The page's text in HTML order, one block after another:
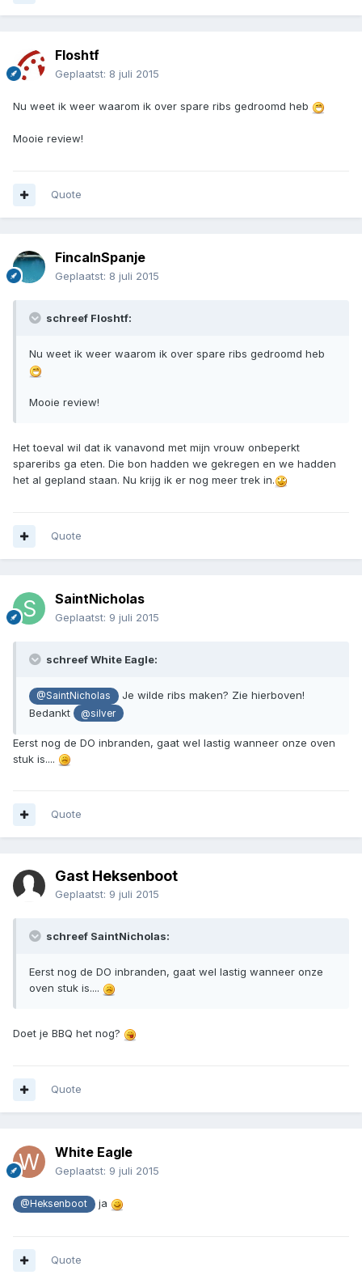
Floshtf
Geplaatst: 8 juli 2015
Nu weet ik weer waarom ik over spare ribs gedroomd heb
Mooie review!
Quote
FincaInSpanje
Geplaatst: 8 juli 2015
schreef Floshtf:
Nu weet ik weer waarom ik over spare ribs gedroomd heb
Mooie review!
Het toeval wil dat ik vanavond met mijn vrouw onbeperkt
spareribs ga eten. Die bon hadden we gekregen en we hadden
het al gepland staan. Nu krijg ik er nog meer trek in.
Quote
SaintNicholas
Geplaatst: 9 juli 2015
schreef White Eagle:
@SaintNicholas
Je wilde ribs maken? Zie hierboven!
Bedankt
@silver
Eerst nog de DO inbranden, gaat wel lastig wanneer onze oven
stuk is....
Quote
Gast Heksenboot
Geplaatst: 9 juli 2015
schreef SaintNicholas:
Eerst nog de DO inbranden, gaat wel lastig wanneer onze
oven stuk is....
Doet je BBQ het nog?
Quote
White Eagle
Geplaatst: 9 juli 2015
@Heksenboot ja
Quote